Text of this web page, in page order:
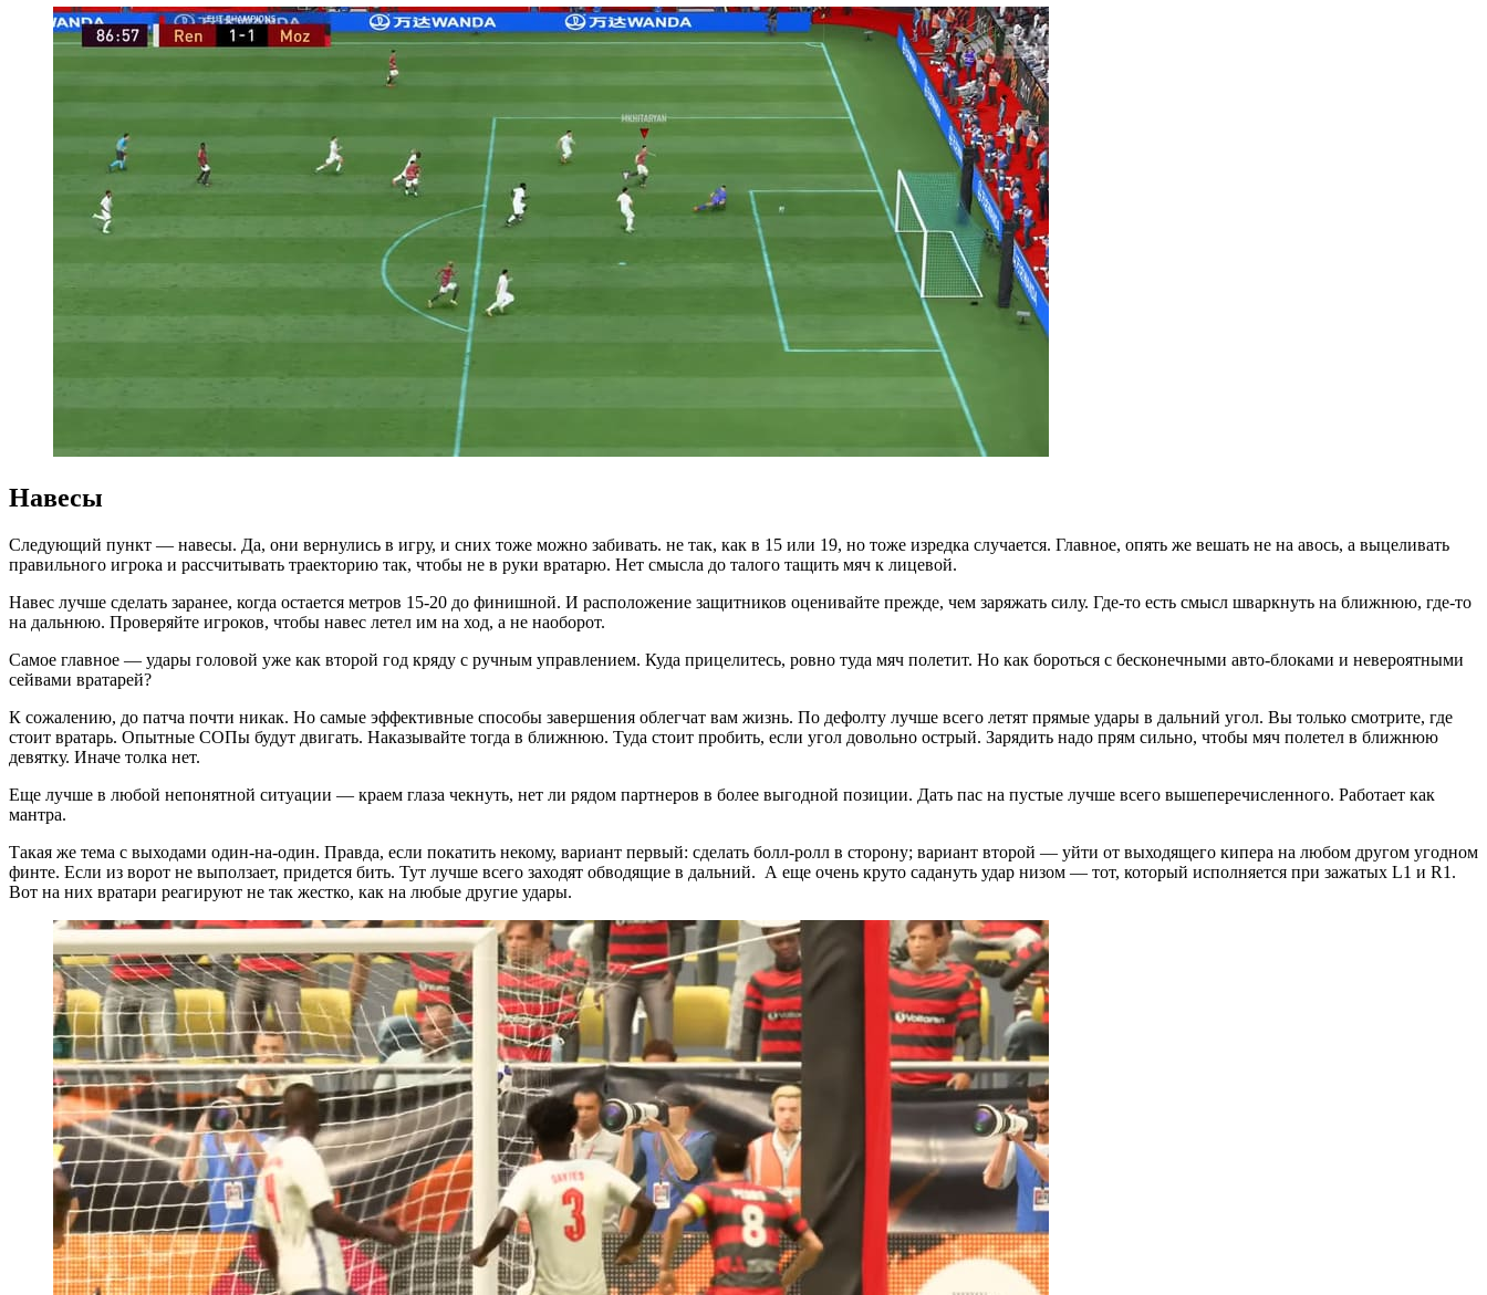
Навесы
Следующий пункт — навесы. Да, они вернулись в игру, и сних тоже можно забивать. не так, как в 15 или 19, но тоже изредка случается. Главное, опять же вешать не на авось, а выцеливать
правильного игрока и рассчитывать траекторию так, чтобы не в руки вратарю. Нет смысла до талого тащить мяч к лицевой.
Навес лучше сделать заранее, когда остается метров 15-20 до финишной. И расположение защитников оценивайте прежде, чем заряжать силу. Где-то есть смысл шваркнуть на ближнюю, где-то
на дальнюю. Проверяйте игроков, чтобы навес летел им на ход, а не наоборот.
Самое главное — удары головой уже как второй год кряду с ручным управлением. Куда прицелитесь, ровно туда мяч полетит. Но как бороться с бесконечными авто-блоками и невероятными
сейвами вратарей?
К сожалению, до патча почти никак. Но самые эффективные способы завершения облегчат вам жизнь. По дефолту лучше всего летят прямые удары в дальний угол. Вы только смотрите, где
стоит вратарь. Опытные СОПы будут двигать. Наказывайте тогда в ближнюю. Туда стоит пробить, если угол довольно острый. Зарядить надо прям сильно, чтобы мяч полетел в ближнюю
девятку. Иначе толка нет.
Еще лучше в любой непонятной ситуации — краем глаза чекнуть, нет ли рядом партнеров в более выгодной позиции. Дать пас на пустые лучше всего вышеперечисленного. Работает как
мантра.
Такая же тема с выходами один-на-один. Правда, если покатить некому, вариант первый: сделать болл-ролл в сторону; вариант второй — уйти от выходящего кипера на любом другом угодном
финте. Если из ворот не выползает, придется бить. Тут лучше всего заходят обводящие в дальний. А еще очень круто садануть удар низом — тот, который исполняется при зажатых L1 и R1.
Вот на них вратари реагируют не так жестко, как на любые другие удары.